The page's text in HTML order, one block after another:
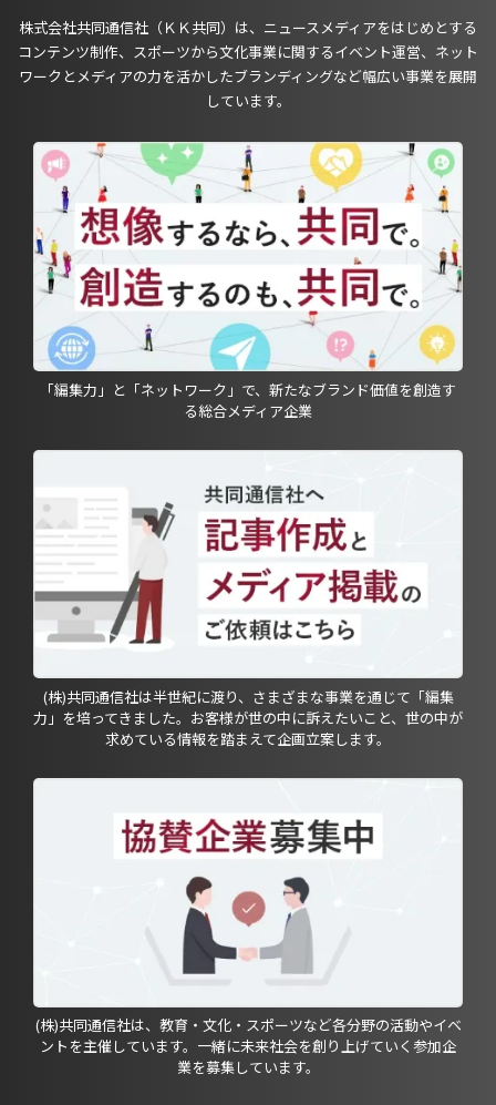
株式会社共同通信社（ＫＫ共同）は、ニュースメディアをはじめとする
コンテンツ制作、スポーツから文化事業に関するイベント運営、ネット
ワークとメディアの力を活かしたブランディングなど幅広い事業を展開
しています。
「編集力」と「ネットワーク」で、新たなブランド価値を創造す
る総合メディア企業
(株)共同通信社は半世紀に渡り、さまざまな事業を通じて「編集
力」を培ってきました。お客様が世の中に訴えたいこと、世の中が
求めている情報を踏まえて企画立案します。
(株)共同通信社は、教育・文化・スポーツなど各分野の活動やイベ
ントを主催しています。一緒に未来社会を創り上げていく参加企
業を募集しています。